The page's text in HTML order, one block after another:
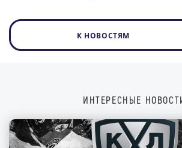
К НОВОСТЯМ
ИНТЕРЕСНЫЕ